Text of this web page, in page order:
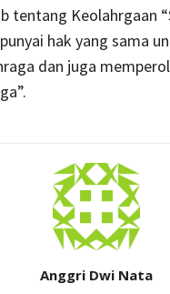
tentang Keolahrgaan
hak yang sama
dan juga
Anggri Dwi Nata